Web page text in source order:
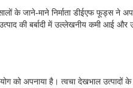
के जाने-माने निर्माता डीईएफ फूड्स ने
की बर्बादी में उल्लेखनीय कमी
को अपनाया है। त्वचा देखभाल